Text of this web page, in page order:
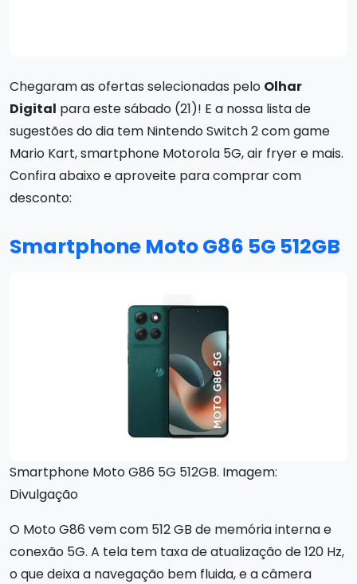
Chegaram as ofertas selecionadas pelo Olhar
Digital para este sábado (21)! E a nossa lista de
sugestões do dia tem Nintendo Switch 2 com game
Mario Kart, smartphone Motorola 5G, air fryer e mais.
Confira abaixo e aproveite para comprar com
desconto:
Smartphone Moto G86 5G 512GB
Smartphone Moto G86 5G 512GB. Imagem:
Divulgação
O Moto G86 vem com 512 GB de memória interna e
conexão 5G. A tela tem taxa de atualização de 120 Hz,
o que deixa a navegação bem fluida, e a câmera